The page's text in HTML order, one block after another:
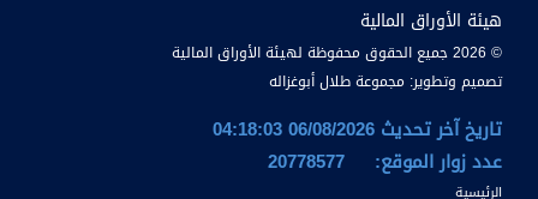
هيئة الأوراق المالية
© 2026 جميع الحقوق محفوظة لهيئة الأوراق المالية
تصميم وتطوير: مجموعة طلال أبوغزاله
تاريخ آخر تحديث 06/08/2026 04:18:03
عدد زوار الموقع:
الرئيسية